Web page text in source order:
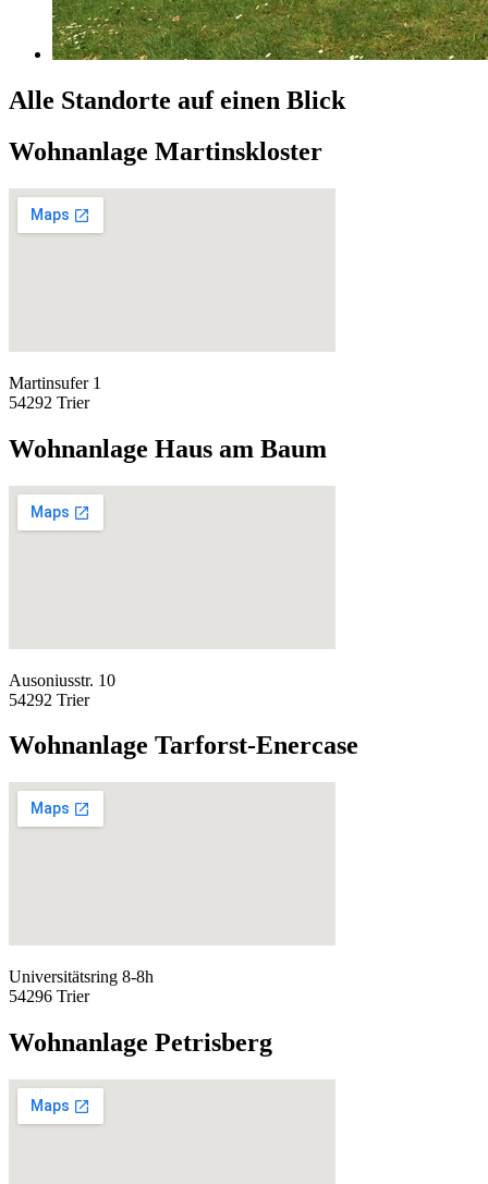
Alle Standorte auf einen Blick
Wohnanlage Martinskloster
Martinsufer 1
54292 Trier
Wohnanlage Haus am Baum
Ausoniusstr. 10
54292 Trier
Wohnanlage Tarforst-Enercase
Universitätsring 8-8h
54296 Trier
Wohnanlage Petrisberg